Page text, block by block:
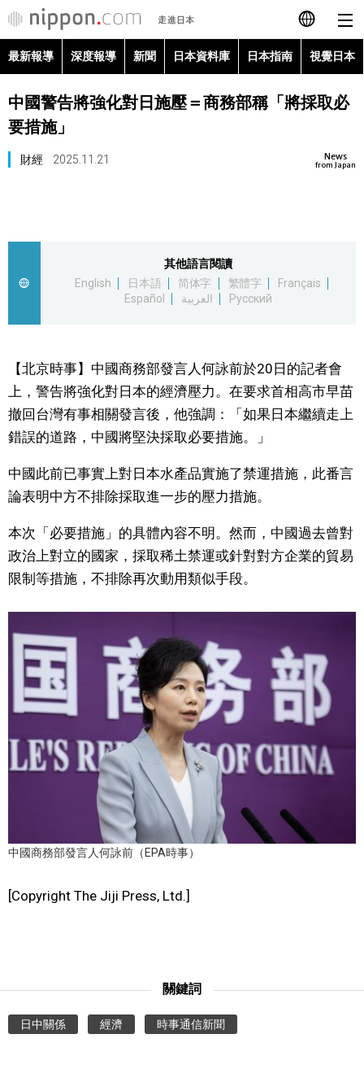
日本語
English
最新報導
視覺日本
臺灣香港
更多
人物訪談
日本入門
社會
財經
文化
生活
運動
教育
工作勞動
official SNS
最新報導 深度報導 新聞 日本資料庫 日本指南 視覺日本
中國警告將強化對日施壓＝商務部稱「將採取必
要措施」
News
from Japan
財經 2025.11.21
其他語言閱讀
English
日本語 简体字 繁體字
Français
Español
العربية Русский
【北京時事】中國商務部發言人何詠前於20日的記者會
上，警告將強化對日本的經濟壓力。在要求首相高市早苗
撤回台灣有事相關發言後，他強調：「如果日本繼續走上
錯誤的道路，中國將堅決採取必要措施。」
中國此前已事實上對日本水產品實施了禁運措施，此番言
論表明中方不排除採取進一步的壓力措施。
本次「必要措施」的具體內容不明。然而，中國過去曾對
政治上對立的國家，採取稀土禁運或針對對方企業的貿易
限制等措施，不排除再次動用類似手段。
中國商務部發言人何詠前（EPA時事）
[Copyright The Jiji Press, Ltd.]
關鍵詞
日中關係 經濟 時事通信新聞